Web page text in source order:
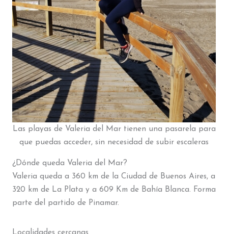
Las playas de Valeria del Mar tienen una pasarela para
que puedas acceder, sin necesidad de subir escaleras
¿Dónde queda Valeria del Mar?
Valeria queda a 360 km de la Ciudad de Buenos Aires, a
320 km de La Plata y a 609 Km de Bahía Blanca. Forma
parte del partido de Pinamar.